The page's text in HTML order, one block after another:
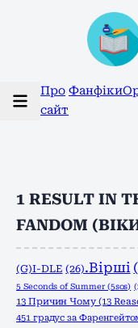
Про
сайт
Фанфіки
1 RESULT IN
FANDOM
(G)I-DLE (26).Вірші
5 Seconds of Summer (5sos)
13 Причин Чому (13
451 градус за